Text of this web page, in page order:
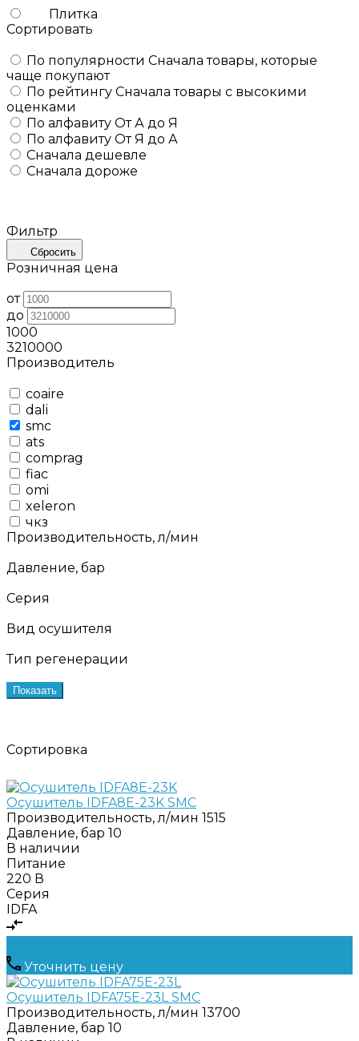
Плитка
Сортировать
По популярности Сначала товары, которые
чаще покупают
По рейтингу Сначала товары с высокими
оценками
По алфавиту От А до Я
По алфавиту От Я до А
Сначала дешевле
Сначала дороже
Фильтр
Сбросить
Розничная цена
от
до
1000
3210000
Производитель
coaire
dali
smc
ats
comprag
fiac
omi
xeleron
чкз
Производительность, л/мин
Давление, бар
Серия
Вид осушителя
Тип регенерации
Показать
Сортировка
Осушитель IDFA8E-23K SMC
Производительность, л/мин 1515
Давление, бар 10
В наличии
Питание
220 В
Серия
IDFA
Уточнить цену
Осушитель IDFA75E-23L SMC
Производительность, л/мин 13700
Давление, бар 10